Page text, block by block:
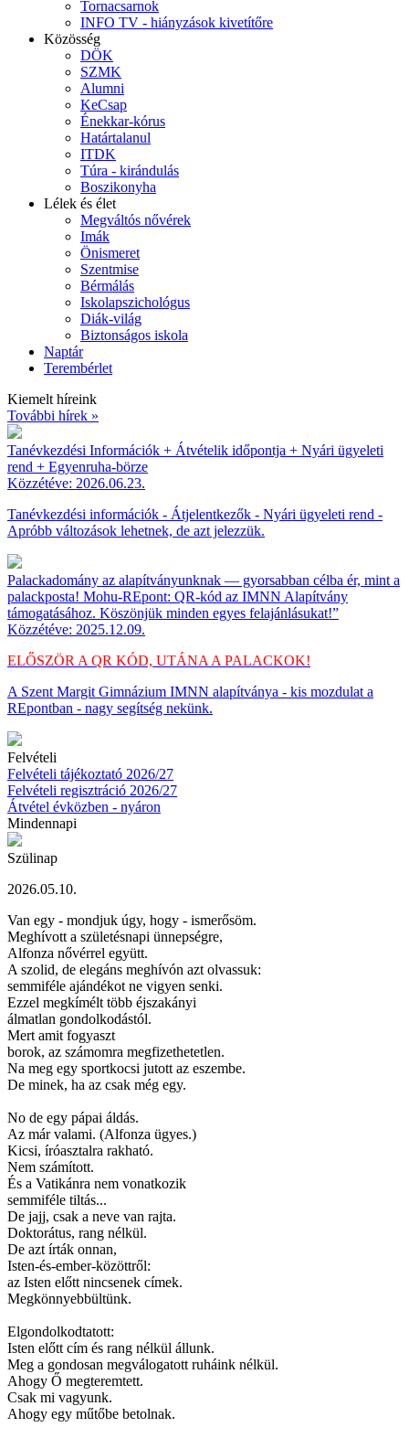
Tornacsarnok
INFO TV - hiányzások kivetítőre
Közösség
DÖK
SZMK
Alumni
KeCsap
Énekkar-kórus
Határtalanul
ITDK
Túra - kirándulás
Boszikonyha
Lélek és élet
Megváltós nővérek
Imák
Önismeret
Szentmise
Bérmálás
Iskolapszichológus
Diák-világ
Biztonságos iskola
Naptár
Terembérlet
Kiemelt híreink
További hírek »
Tanévkezdési Információk + Átvételik időpontja + Nyári ügyeleti
rend + Egyenruha-börze
Közzétéve: 2026.06.23.
Tanévkezdési információk - Átjelentkezők - Nyári ügyeleti rend -
Apróbb változások lehetnek, de azt jelezzük.
Palackadomány az alapítványunknak — gyorsabban célba ér, mint a
palackposta! Mohu-REpont: QR-kód az IMNN Alapítvány
támogatásához. Köszönjük minden egyes felajánlásukat!”
Közzétéve: 2025.12.09.
ELŐSZÖR A QR KÓD, UTÁNA A PALACKOK!
A Szent Margit Gimnázium IMNN alapítványa - kis mozdulat a
REpontban - nagy segítség nekünk.
Felvételi
Felvételi tájékoztató 2026/27
Felvételi regisztráció 2026/27
Átvétel évközben - nyáron
Mindennapi
Szülinap
2026.05.10.
Van egy - mondjuk úgy, hogy - ismerősöm.
Meghívott a születésnapi ünnepségre,
Alfonza nővérrel együtt.
A szolid, de elegáns meghívón azt olvassuk:
semmiféle ajándékot ne vigyen senki.
Ezzel megkímélt több éjszakányi
álmatlan gondolkodástól.
Mert amit fogyaszt
borok, az számomra megfizethetetlen.
Na meg egy sportkocsi jutott az eszembe.
De minek, ha az csak még egy.
No de egy pápai áldás.
Az már valami. (Alfonza ügyes.)
Kicsi, íróasztalra rakható.
Nem számított.
És a Vatikánra nem vonatkozik
semmiféle tiltás...
De jajj, csak a neve van rajta.
Doktorátus, rang nélkül.
De azt írták onnan,
Isten-és-ember-közöttről:
az Isten előtt nincsenek címek.
Megkönnyebbültünk.
Elgondolkodtatott:
Isten előtt cím és rang nélkül állunk.
Meg a gondosan megválogatott ruháink nélkül.
Ahogy Ő megteremtett.
Csak mi vagyunk.
Ahogy egy műtőbe betolnak.